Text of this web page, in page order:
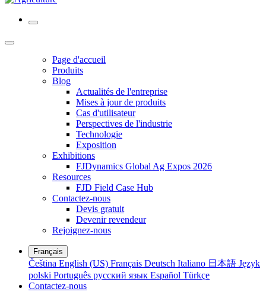
Page d'accueil
Produits
Blog
Actualités de l'entreprise
Mises à jour de produits
Cas d'utilisateur
Perspectives de l'industrie
Technologie
Exposition
Exhibitions
FJDynamics Global Ag Expos 2026
Resources
FJD Field Case Hub
Contactez-nous
Devis gratuit
Devenir revendeur
Rejoignez-nous
Français
Čeština English (US) Français Deutsch Italiano 日本語 Język
polski Português русский язык Español Türkçe
Contactez-nous